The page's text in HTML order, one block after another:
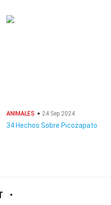
ANIMALES 24 Sep 2024
34 Hechos Sobre Picozapato